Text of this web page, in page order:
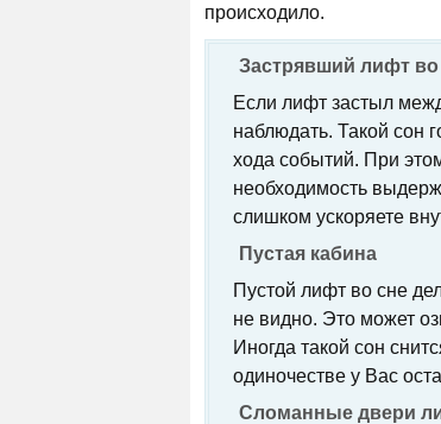
происходило.
Застрявший лифт во
Если лифт застыл
наблюдать. Такой сон
хода событий. При
необходимость
слишком ускоряете
Пустая кабина
Пустой лифт во сне
не видно. Это может
Иногда такой сон
одиночестве у Вас
Сломанные двери